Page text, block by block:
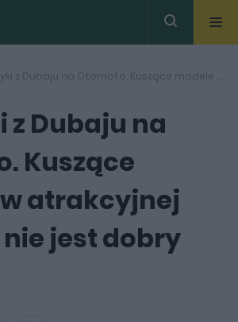
Elektryki z Dubaju na Otomoto. Kuszące modele w atrakcyjnej cenie to nie jest dobry pomysł
z Dubaju na
Kuszące
atrakcyjnej
jest dobry